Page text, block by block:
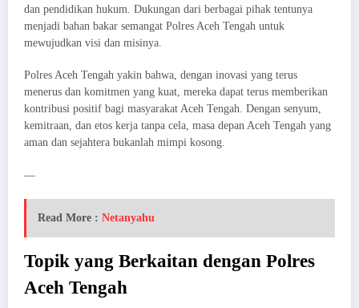
dan pendidikan hukum. Dukungan dari berbagai pihak tentunya
menjadi bahan bakar semangat Polres Aceh Tengah untuk
mewujudkan visi dan misinya.
Polres Aceh Tengah yakin bahwa, dengan inovasi yang terus
menerus dan komitmen yang kuat, mereka dapat terus memberikan
kontribusi positif bagi masyarakat Aceh Tengah. Dengan senyum,
kemitraan, dan etos kerja tanpa cela, masa depan Aceh Tengah yang
aman dan sejahtera bukanlah mimpi kosong.
—
Read More : Netanyahu
Topik yang Berkaitan dengan Polres
Aceh Tengah